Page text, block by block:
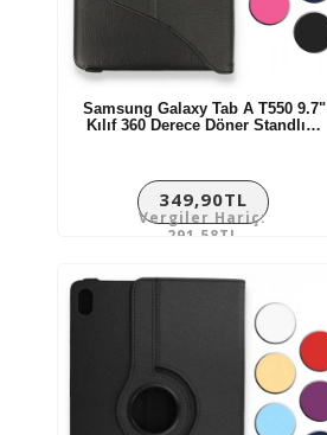
Samsung Galaxy Tab A T550 9.7"
Kılıf 360 Derece Döner Standlı…
349,90TL
Vergiler Hariç:
291,58TL